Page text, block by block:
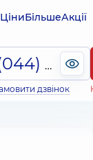
ЦіниБільшеАкції
(044) 495-2-888
дзвінок